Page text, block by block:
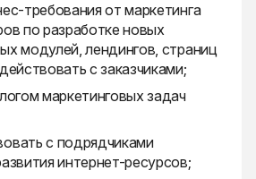
требования от маркетинга
по разработке новых
модулей, лендингов, страниц
с заказчиками;
маркетинговых задач
с подрядчиками
интернет-ресурсов;